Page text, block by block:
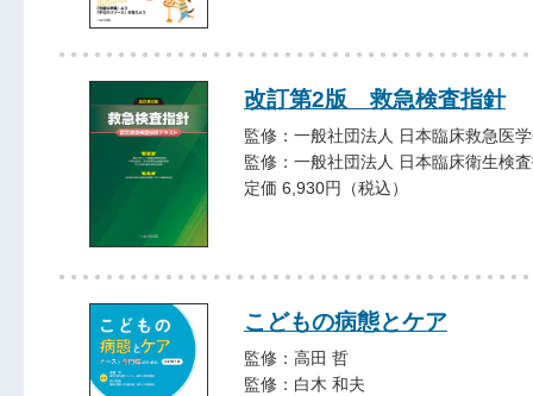
改訂第2版 救急検査指針
監修：一般社団法人 日本臨床救急医
監修：一般社団法人 日本臨床衛生検
定価 6,930円（税込）
こどもの病態とケア
監修：高田 哲
監修：白木 和夫